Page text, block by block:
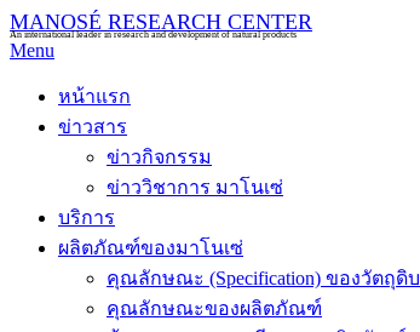
MANOSÉ RESEARCH CENTER
An international leader in research and development of natural products
Menu
หน้าแรก
ข่าวสาร
ข่าวกิจกรรม
ข่าววิชาการ มาโนเซ่
บริการ
ผลิตภัณฑ์ของมาโนเซ่
คุณลักษณะ (Specification) ของวัตถุดิบ
คุณลักษณะของผลิตภัณฑ์